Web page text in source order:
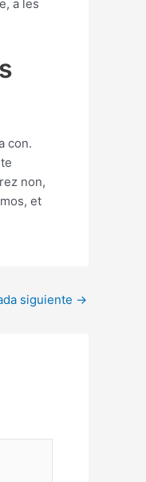
a les
con.
non,
et
siguiente →